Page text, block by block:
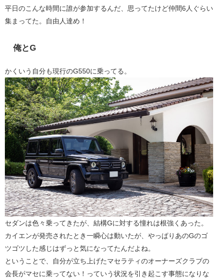
平日のこんな時間に誰が参加するんだ、思ってたけど仲間6人ぐらい
集まってた。自由人達め！
俺とG
かくいう自分も現行のG550に乗ってる。
セダンは色々乗ってきたが、結構Gに対する憧れは根強くあった。
カイエンが発売されたとき一瞬心は動いたが、やっぱりあのGのゴ
ツゴツした感じはずっと気になってたんだよね。
ということで、自分が立ち上げたマセラティのオーナーズクラブの
会長がマセに乗ってない！っていう状況を引き起こす事態になりな